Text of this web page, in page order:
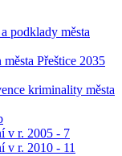
podklady města
Přeštice 2035
kriminality města
v r. 2005 - 7
v r. 2010 - 11